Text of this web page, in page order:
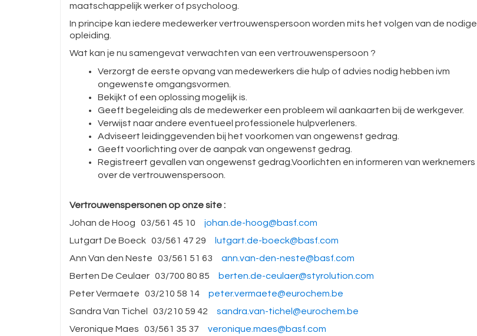
maatschappelijk werker of psycholoog.
In principe kan iedere medewerker vertrouwenspersoon worden mits het volgen van de nodige
opleiding.
Wat kan je nu samengevat verwachten van een vertrouwenspersoon ?
Verzorgt de eerste opvang van medewerkers die hulp of advies nodig hebben ivm
ongewenste omgangsvormen.
Bekijkt of een oplossing mogelijk is.
Geeft begeleiding als de medewerker een probleem wil aankaarten bij de werkgever.
Verwijst naar andere eventueel professionele hulpverleners.
Adviseert leidinggevenden bij het voorkomen van ongewenst gedrag.
Geeft voorlichting over de aanpak van ongewenst gedrag.
Registreert gevallen van ongewenst gedrag.Voorlichten en informeren van werknemers
over de vertrouwenspersoon.
Vertrouwenspersonen op onze site :
Johan de Hoog 03/561 45 10 johan.de-hoog@basf.com
Lutgart De Boeck 03/561 47 29 lutgart.de-boeck@basf.com
Ann Van den Neste 03/561 51 63 ann.van-den-neste@basf.com
Berten De Ceulaer 03/700 80 85 berten.de-ceulaer@styrolution.com
Peter Vermaete 03/210 58 14 peter.vermaete@eurochem.be
Sandra Van Tichel 03/210 59 42 sandra.van-tichel@eurochem.be
Veronique Maes 03/561 35 37 veronique.maes@basf.com